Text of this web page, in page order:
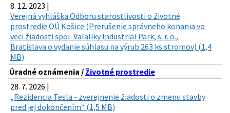
8. 12. 2023 |
Verejná vyhláška Odboru starostlivosti o životné
prostredie OÚ Košice (Prerušenie správneho konania vo
veci žiadosti spol. Valaliky Industrial Park, s. r. o.,
Bratislava o vydanie súhlasu na výrub 263 ks stromov) (1,4
MB)
Úradné oznámenia / Životné prostredie
28. 7. 2026 |
„Rezidencia Tesla - zverejnenie žiadosti o zmenu stavby
pred jej dokončením“ (1,5 MB)